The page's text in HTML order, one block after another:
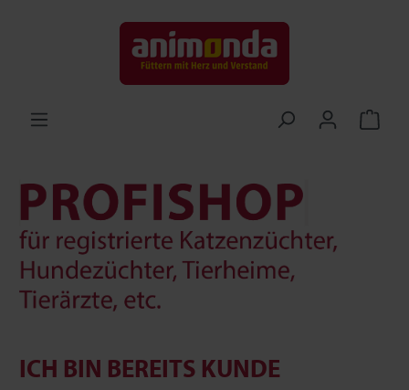
ICH BIN BEREITS KUNDE